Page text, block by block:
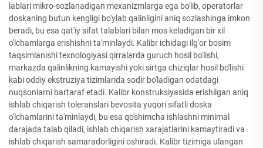
lablari mikro-sozlanadigan mexanizmlarga ega bo'lib, operatorlar
doskaning butun kengligi bo'ylab qalinligini aniq sozlashinga imkon
beradi, bu esa qat'iy sifat talablari bilan mos keladigan bir xil
o'lchamlarga erishishni ta'minlaydi. Kalibr ichidagi ilg'or bosim
taqsimlanishi texnologiyasi qirralarda guruch hosil bo'lishi,
markazda qalinlikning kamayishi yoki sirtga chiziqlar hosil bo'lishi
kabi oddiy ekstruziya tizimlarida sodir bo'ladigan odatdagi
nuqsonlarni bartaraf etadi. Kalibr konstruksiyasida erishilgan aniq
ishlab chiqarish toleranslari bevosita yuqori sifatli doska
o'lchamlarini ta'minlaydi, bu esa qo'shimcha ishlashni minimal
darajada talab qiladi, ishlab chiqarish xarajatlarini kamaytiradi va
ishlab chiqarish samaradorligini oshiradi. Kalibr tizimiga ulangan